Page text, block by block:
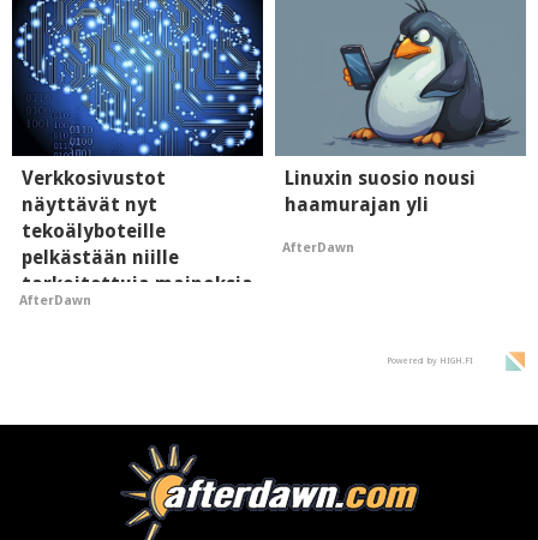
Verkkosivustot
näyttävät nyt
tekoälyboteille
pelkästään niille
tarkoitettuja mainoksia
- vaikuttaa tekoälyn
AfterDawn
Linuxin suosio nousi
haamurajan yli
AfterDawn
Powered by HIGH.FI